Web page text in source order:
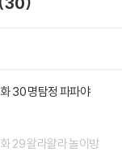
30 명탐정 파파야
29 왈라왈라 놀이방